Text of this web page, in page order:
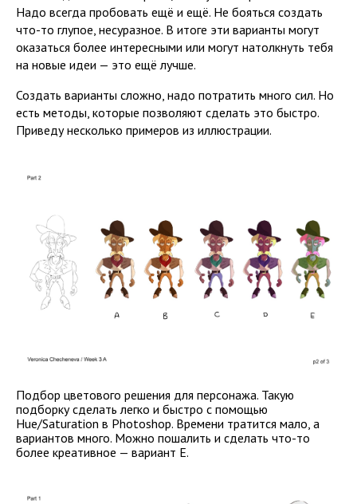
Надо всегда пробовать ещё и ещё. Не бояться создать
что-то глупое, несуразное. В итоге эти варианты могут
оказаться более интересными или могут натолкнуть тебя
на новые идеи — это ещё лучше.
Создать варианты сложно, надо потратить много сил. Но
есть методы, которые позволяют сделать это быстро.
Приведу несколько примеров из иллюстрации.
Подбор цветового решения для персонажа. Такую
подборку сделать легко и быстро с помощью
Hue/Saturation в Photoshop. Времени тратится мало, а
вариантов много. Можно пошалить и сделать что-то
более креативное — вариант Е.